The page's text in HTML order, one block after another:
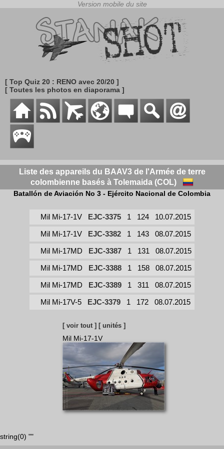
[ Top Quiz 20 : RENO avec 20/20 ]
[ Toutes les photos en diaporama ]
Liste des appareils du BAAV3 de l'Armée de terre
colombienne basés à Tolemaida (COL)
Batallón de Aviación No 3 - Ejército Nacional de Colombia
Mil Mi-17-1V EJC-3375 1 124
10.07.2015
Mil Mi-17-1V
EJC-3382 1 143
08.07.2015
Mil Mi-17MD
EJC-3387 1 131
08.07.2015
Mil Mi-17MD
EJC-3388 1 158
08.07.2015
Mil Mi-17MD
EJC-3389 1 311
08.07.2015
Mil Mi-17V-5
EJC-3379 1 172 08.07.2015
[ voir tout ] [ unités ]
Mil Mi-17-1V
string(0) ""